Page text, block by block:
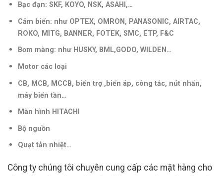
Bạc đạn: SKF, KOYO, NSK, ASAHI,…
Cảm biến: như OPTEX, OMRON, PANASONIC, AIRTAC,
ROKO, MITG, BANNER, FOTEK, SMC, ETP, F&C
Bơm màng: như HUSKY, BML,GODO, WILDEN…
Motor các loại
CB, MCB, MCCB, biến trợ ,biến áp, công tắc, nút nhấn,
máy biến tần…
Màn hình HITACHI
Bộ nguồn
Quạt tản nhiệt…
Công ty chúng tôi chuyên cung cấp các mặt hàng cho